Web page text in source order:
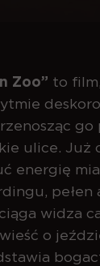
Zoo” to
go
ulice. Już
energię
pełen
widza
o